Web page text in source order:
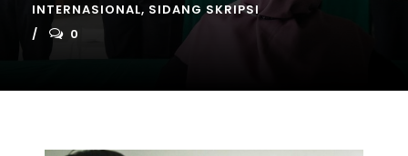
INTERNASIONAL, SIDANG SKRIPSI
0